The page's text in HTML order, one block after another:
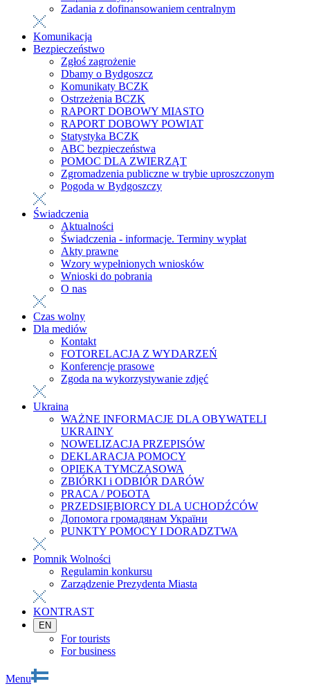
Zadania z dofinansowaniem centralnym
Komunikacja
Bezpieczeństwo
Zgłoś zagrożenie
Dbamy o Bydgoszcz
Komunikaty BCZK
Ostrzeżenia BCZK
RAPORT DOBOWY MIASTO
RAPORT DOBOWY POWIAT
Statystyka BCZK
ABC bezpieczeństwa
POMOC DLA ZWIERZĄT
Zgromadzenia publiczne w trybie uproszczonym
Pogoda w Bydgoszczy
Świadczenia
Aktualności
Świadczenia - informacje. Terminy wypłat
Akty prawne
Wzory wypełnionych wniosków
Wnioski do pobrania
O nas
Czas wolny
Dla mediów
Kontakt
FOTORELACJA Z WYDARZEŃ
Konferencje prasowe
Zgoda na wykorzystywanie zdjęć
Ukraina
WAŻNE INFORMACJE DLA OBYWATELI
UKRAINY
NOWELIZACJA PRZEPISÓW
DEKLARACJA POMOCY
OPIEKA TYMCZASOWA
ZBIÓRKI i ODBIÓR DARÓW
PRACA / РОБОТА
PRZEDSIĘBIORCY DLA UCHODŹCÓW
Допомога громадянам України
PUNKTY POMOCY I DORADZTWA
Pomnik Wolności
Regulamin konkursu
Zarządzenie Prezydenta Miasta
KONTRAST
EN
For tourists
For business
Menu